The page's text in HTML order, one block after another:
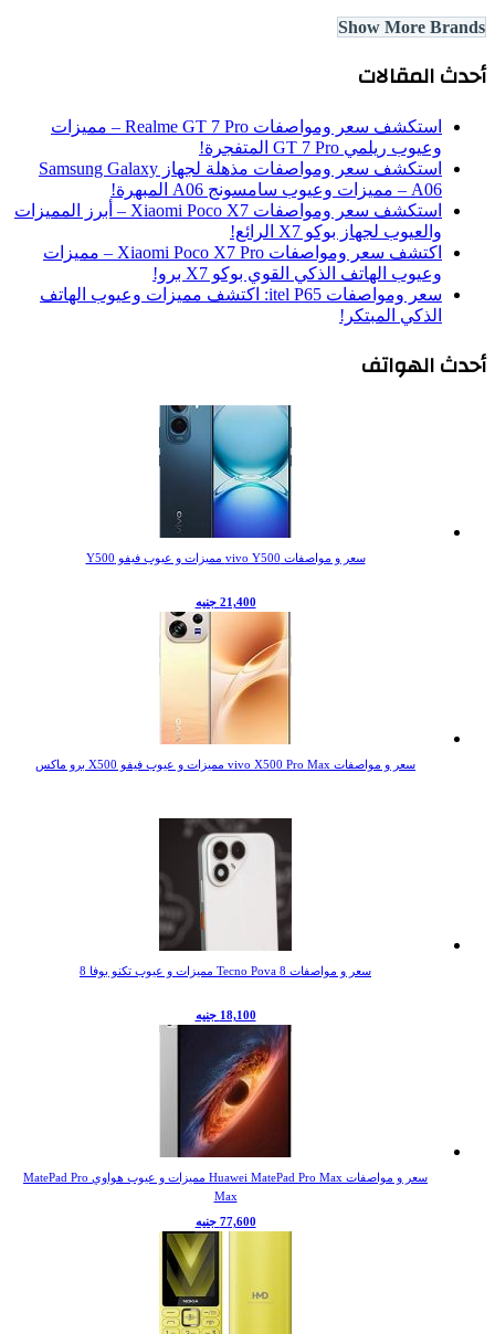
Show More
المقالات
استكشف سعر ومواصفات Realme GT 7 Pro – مميزات
وعيوب ريلمي GT 7 Pro المتفجرة!
استكشف سعر ومواصفات مذهلة لجهاز Samsung Galaxy
A06 – مميزات وعيوب سامسونج A06 المبهرة!
استكشف سعر ومواصفات Xiaomi Poco X7 – أبرز المميزات
والعيوب لجهاز بوكو X7 الرائع!
اكتشف سعر ومواصفات Xiaomi Poco X7 Pro – مميزات
وعيوب الهاتف الذكي القوي بوكو X7 برو!
سعر ومواصفات itel P65: اكتشف مميزات وعيوب الهاتف
الذكي المبتكر!
الهواتف
سعر و مواصفات vivo Y500 مميزات و عيوب فيفو Y500
21,400 جنيه
سعر و مواصفات vivo X500 Pro Max مميزات و عيوب فيفو X500 برو ماكس
سعر و مواصفات Tecno Pova 8 مميزات و عيوب تكنو بوفا 8
18,100 جنيه
سعر و مواصفات Huawei MatePad Pro Max مميزات و عيوب هواوي MatePad Pro
77,600 جنيه